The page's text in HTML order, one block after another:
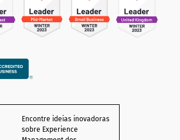
Encontre ideias inovadoras
sobre Experience